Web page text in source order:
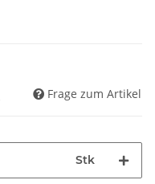
Frage zum Artikel
Stk